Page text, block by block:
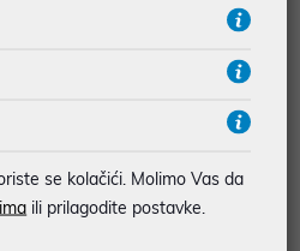
IZNAD 66,36€
se kolačići. Molimo Vas da
ili prilagodite postavke.